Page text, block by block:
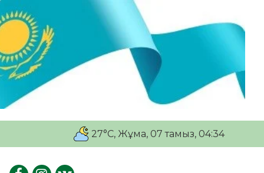
27°C, Жұма, 07 тамыз, 04:34